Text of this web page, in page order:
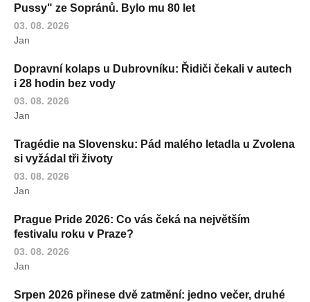
Pussy" ze Sopránů. Bylo mu 80 let
03. 08. 2026
Jan
Dopravní kolaps u Dubrovníku: Řidiči čekali v autech
i 28 hodin bez vody
03. 08. 2026
Jan
Tragédie na Slovensku: Pád malého letadla u Zvolena
si vyžádal tři životy
03. 08. 2026
Jan
Prague Pride 2026: Co vás čeká na největším
festivalu roku v Praze?
03. 08. 2026
Jan
Srpen 2026 přinese dvě zatmění: jedno večer, druhé